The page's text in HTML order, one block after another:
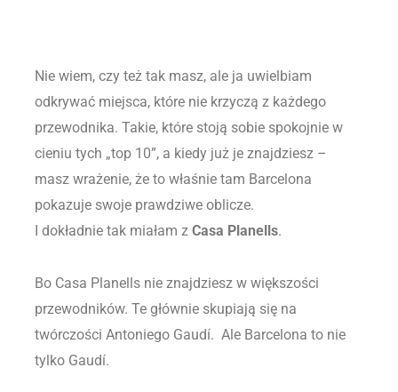
Nie wiem, czy też tak masz, ale ja uwielbiam
odkrywać miejsca, które nie krzyczą z każdego
przewodnika. Takie, które stoją sobie spokojnie w
cieniu tych „top 10”, a kiedy już je znajdziesz –
masz wrażenie, że to właśnie tam Barcelona
pokazuje swoje prawdziwe oblicze.
I dokładnie tak miałam z Casa Planells.
Bo Casa Planells nie znajdziesz w większości
przewodników. Te głównie skupiają się na
twórczości Antoniego Gaudí. Ale Barcelona to nie
tylko Gaudí.